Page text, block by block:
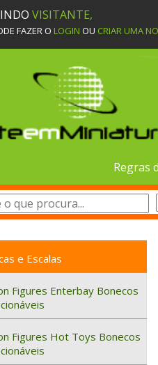
VISITANTE,
FAZER O LOGIN OU CRIAR UMA
Regras
e Escalas
Figures Enterbay Bonecos
Figures Hot Toys Bonecos